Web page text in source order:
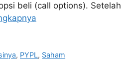
beli (call options). Setelah
, PYPL, Saham